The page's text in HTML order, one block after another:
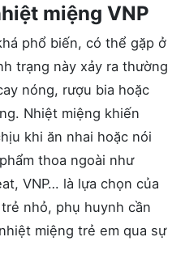
miệng VNP
phổ biến, có thể gặp ở
trạng này xảy ra thường
nóng, rượu bia hoặc
Nhiệt miệng khiến
khi ăn nhai hoặc nói
thoa ngoài như
VNP… là lựa chọn của
nhỏ, phụ huynh cần
miệng trẻ em qua sự